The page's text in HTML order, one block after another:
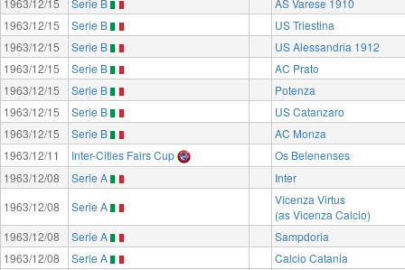
1963/12/15
Serie B
US Triestina
1963/12/15
Serie B
US Alessandria 1912
1963/12/15
Serie B
AC Prato
1963/12/15
Serie B
Potenza
1963/12/15
Serie B
US Catanzaro
1963/12/15
Serie B
AC Monza
1963/12/11
Inter-Cities Fairs Cup
Os Belenenses
1963/12/08
Serie A
Inter
1963/12/08
Serie A
Vicenza Virtus
(as Vicenza Calcio)
1963/12/08
Serie A
Sampdoria
1963/12/08
Serie A
Calcio Catania